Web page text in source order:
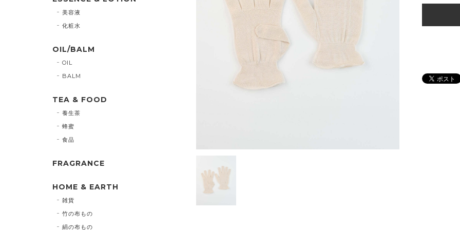
美容液
化粧水
OIL/BALM
OIL
BALM
TEA & FOOD
養生茶
蜂蜜
食品
FRAGRANCE
HOME & EARTH
雑貨
竹の布もの
絹の布もの